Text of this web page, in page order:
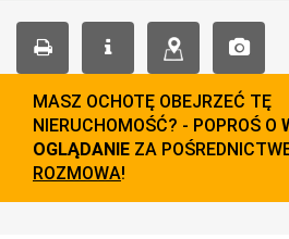
MASZ OCHOTĘ OBEJRZEĆ TĘ
NIERUCHOMOŚĆ? - POPROŚ O
OGLĄDANIE ZA
ROZMOWA!